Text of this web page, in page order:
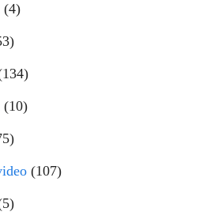
(4)
(10)
(107)